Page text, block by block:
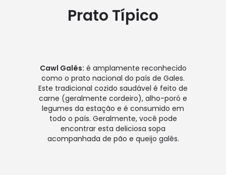
Prato Típico
Cawl Galês: é amplamente reconhecido
como o prato nacional do país de Gales.
Este tradicional cozido saudável é feito de
carne (geralmente cordeiro), alho-poró e
legumes da estação e é consumido em
todo o país. Geralmente, você pode
encontrar esta deliciosa sopa
acompanhada de pão e queijo galês.